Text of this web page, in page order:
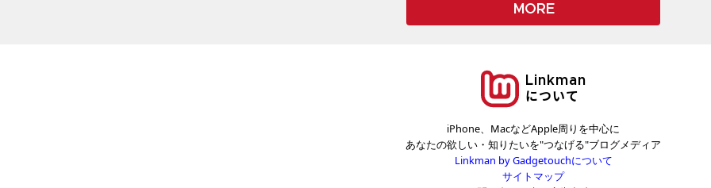
MORE
Linkman
について
iPhone、MacなどApple周りを中心に
あなたの欲しい・知りたいを"つなげる"ブログメディア
Linkman by Gadgetouchについて
サイトマップ